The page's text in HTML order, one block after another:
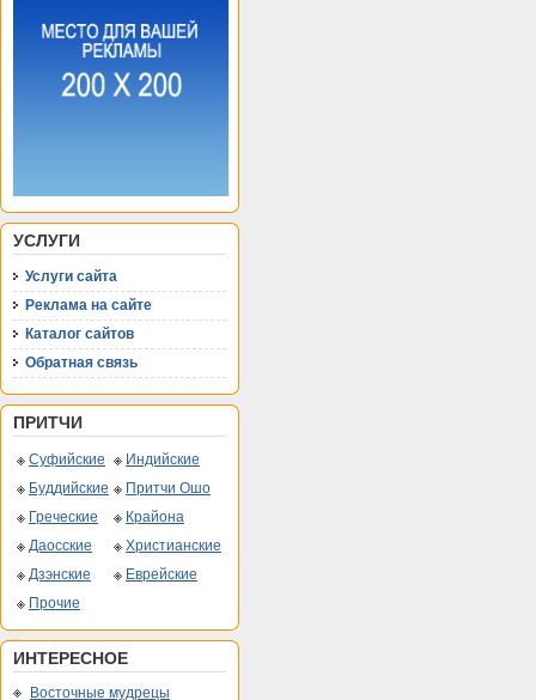
УСЛУГИ
Услуги сайта
Реклама на сайте
Каталог сайтов
Обратная связь
ПРИТЧИ
Суфийские
Индийские
Буддийские
Притчи Ошо
Греческие
Крайона
Даосские
Христианские
Дзэнские
Еврейские
Прочие
ИНТЕРЕСНОЕ
Восточные мудрецы